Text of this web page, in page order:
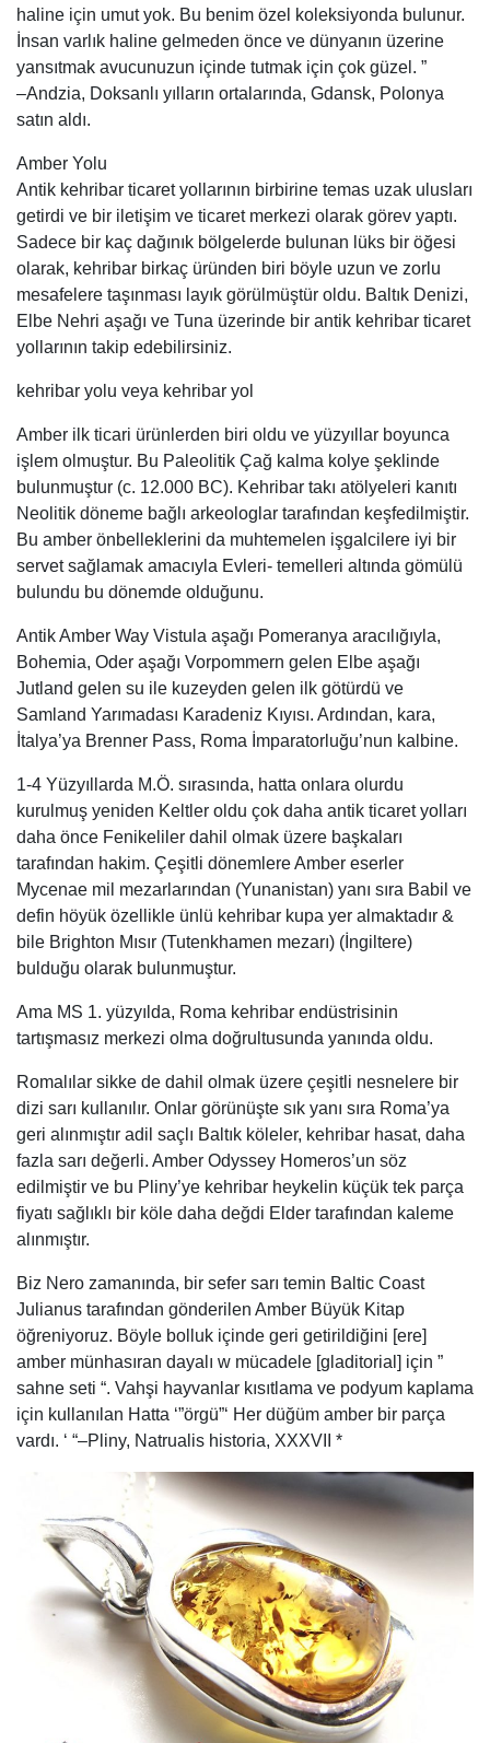
haline için umut yok. Bu benim özel koleksiyonda bulunur.
İnsan varlık haline gelmeden önce ve dünyanın üzerine
yansıtmak avucunuzun içinde tutmak için çok güzel. ”
–Andzia, Doksanlı yılların ortalarında, Gdansk, Polonya
satın aldı.
Amber Yolu
Antik kehribar ticaret yollarının birbirine temas uzak ulusları
getirdi ve bir iletişim ve ticaret merkezi olarak görev yaptı.
Sadece bir kaç dağınık bölgelerde bulunan lüks bir öğesi
olarak, kehribar birkaç üründen biri böyle uzun ve zorlu
mesafelere taşınması layık görülmüştür oldu. Baltık Denizi,
Elbe Nehri aşağı ve Tuna üzerinde bir antik kehribar ticaret
yollarının takip edebilirsiniz.
kehribar yolu veya kehribar yol
Amber ilk ticari ürünlerden biri oldu ve yüzyıllar boyunca
işlem olmuştur. Bu Paleolitik Çağ kalma kolye şeklinde
bulunmuştur (c. 12.000 BC). Kehribar takı atölyeleri kanıtı
Neolitik döneme bağlı arkeologlar tarafından keşfedilmiştir.
Bu amber önbelleklerini da muhtemelen işgalcilere iyi bir
servet sağlamak amacıyla Evleri- temelleri altında gömülü
bulundu bu dönemde olduğunu.
Antik Amber Way Vistula aşağı Pomeranya aracılığıyla,
Bohemia, Oder aşağı Vorpommern gelen Elbe aşağı
Jutland gelen su ile kuzeyden gelen ilk götürdü ve
Samland Yarımadası Karadeniz Kıyısı. Ardından, kara,
İtalya’ya Brenner Pass, Roma İmparatorluğu’nun kalbine.
1-4 Yüzyıllarda M.Ö. sırasında, hatta onlara olurdu
kurulmuş yeniden Keltler oldu çok daha antik ticaret yolları
daha önce Fenikeliler dahil olmak üzere başkaları
tarafından hakim. Çeşitli dönemlere Amber eserler
Mycenae mil mezarlarından (Yunanistan) yanı sıra Babil ve
defin höyük özellikle ünlü kehribar kupa yer almaktadır &
bile Brighton Mısır (Tutenkhamen mezarı) (İngiltere)
bulduğu olarak bulunmuştur.
Ama MS 1. yüzyılda, Roma kehribar endüstrisinin
tartışmasız merkezi olma doğrultusunda yanında oldu.
Romalılar sikke de dahil olmak üzere çeşitli nesnelere bir
dizi sarı kullanılır. Onlar görünüşte sık yanı sıra Roma’ya
geri alınmıştır adil saçlı Baltık köleler, kehribar hasat, daha
fazla sarı değerli. Amber Odyssey Homeros’un söz
edilmiştir ve bu Pliny’ye kehribar heykelin küçük tek parça
fiyatı sağlıklı bir köle daha değdi Elder tarafından kaleme
alınmıştır.
Biz Nero zamanında, bir sefer sarı temin Baltic Coast
Julianus tarafından gönderilen Amber Büyük Kitap
öğreniyoruz. Böyle bolluk içinde geri getirildiğini [ere]
amber münhasıran dayalı w mücadele [gladitorial] için ”
sahne seti “. Vahşi hayvanlar kısıtlama ve podyum kaplama
için kullanılan Hatta ‘”örgü”‘ Her düğüm amber bir parça
vardı. ‘ “–Pliny, Natrualis historia, XXXVII *